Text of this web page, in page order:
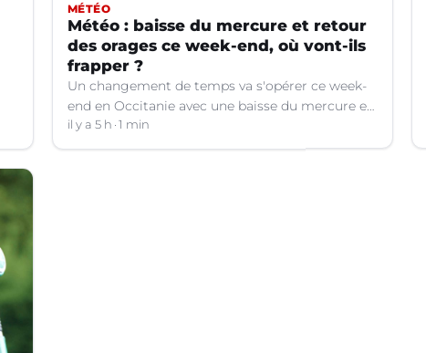
MÉTÉO
Météo : baisse du mercure et retour
des orages ce week-end, où vont-ils
frapper ?
Un changement de temps va s'opérer ce week-
end en Occitanie avec une baisse du mercure et
le retour d'orages dans certains départements.
il y a 5 h 1 min